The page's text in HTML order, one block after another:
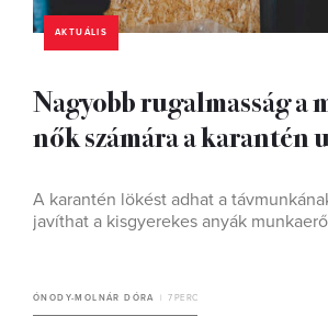
AKTUÁLIS
Nagyobb rugalmasság a
nők számára a karantén
A karantén lökést adhat a
javíthat a kisgyerekes anyák
ÓNODY-MOLNÁR DÓRA 7 PERC